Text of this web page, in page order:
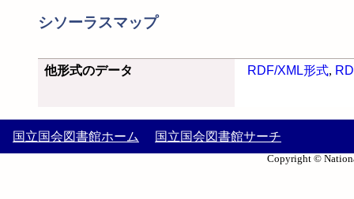
シソーラスマップ
他形式のデータ RDF/XML形式,
国立国会図書館ホーム 国立国会図書館サーチ
Copyright ©